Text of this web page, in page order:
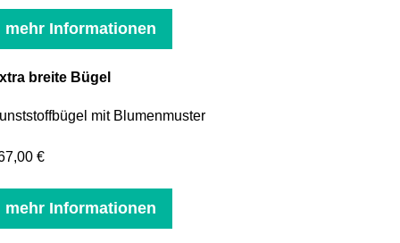
mehr Informationen
breite Bügel
mit Blumenmuster
€
mehr Informationen